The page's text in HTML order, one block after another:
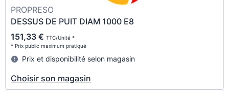
PROPRESO
DESSUS DE PUIT DIAM 1000 E8
151,33 € TTC/Unité *
* Prix public maximum pratiqué
Prix et disponibilité selon magasin
Choisir son magasin